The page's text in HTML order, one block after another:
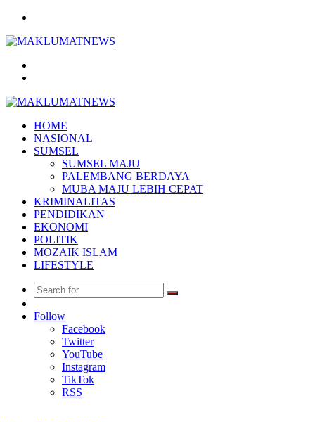
HOME
NASIONAL
SUMSEL
SUMSEL MAJU
PALEMBANG BERDAYA
MUBA MAJU LEBIH CEPAT
KRIMINALITAS
PENDIDIKAN
EKONOMI
POLITIK
MOZAIK ISLAM
LIFESTYLE
Search
Article
Follow
Facebook
Twitter
YouTube
Instagram
TikTok
RSS